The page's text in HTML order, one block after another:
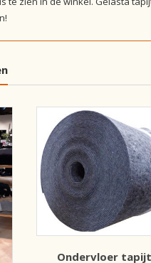
Ondervloer tapijt